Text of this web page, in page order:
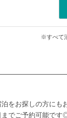
※すべて
をお探しの方にも
までご予約可能です